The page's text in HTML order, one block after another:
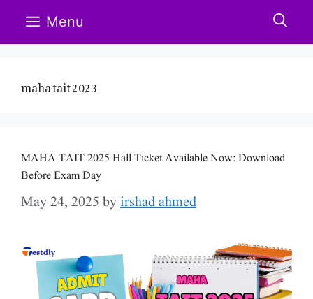
Menu
maha tait 2023
MAHA TAIT 2025 Hall Ticket Available Now: Download
Before Exam Day
May 24, 2025 byirshad ahmed